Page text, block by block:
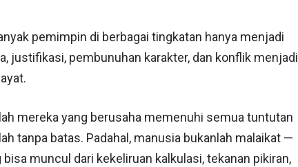
pemimpin di berbagai tingkatan hanya menjadi
justifikasi, pembunuhan karakter, dan konflik menjadi
mereka yang berusaha memenuhi semua tuntutan
tanpa batas. Padahal, manusia bukanlah malaikat —
muncul dari kekeliruan kalkulasi, tekanan pikiran,